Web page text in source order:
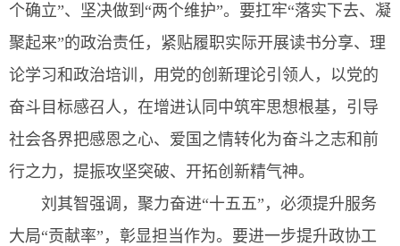
个确立”、坚决做到“两个维护”。要扛牢“落实下去、凝
聚起来”的政治责任，紧贴履职实际开展读书分享、理
论学习和政治培训，用党的创新理论引领人，以党的
奋斗目标感召人，在增进认同中筑牢思想根基，引导
社会各界把感恩之心、爱国之情转化为奋斗之志和前
行之力，提振攻坚突破、开拓创新精气神。
刘其智强调，聚力奋进“十五五”，必须提升服务
大局“贡献率”，彰显担当作为。要进一步提升政协工